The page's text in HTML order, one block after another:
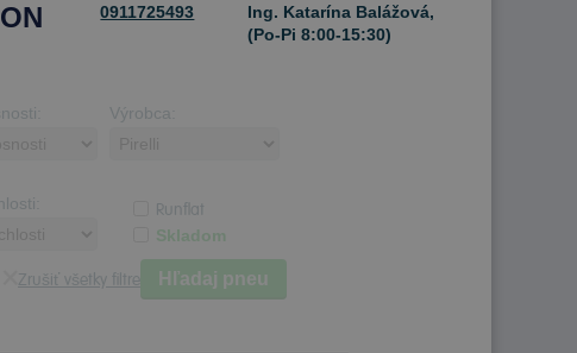
0911725493
Ing. Katarína Balážová,
(Po-Pi 8:00-15:30)
Výrobca:
Runflat
Skladom
Zrušiť všetky filtre Hľadaj pneu